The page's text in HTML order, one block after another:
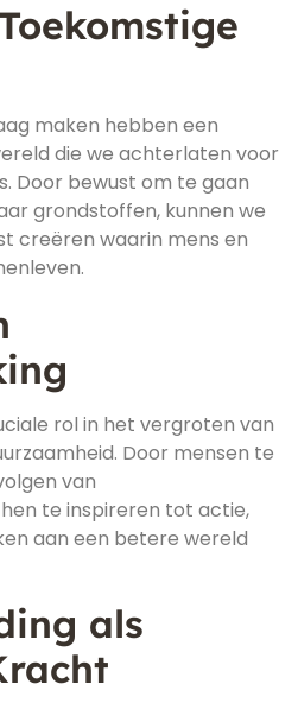
maken hebben een
die we achterlaten voor
Door bewust om te gaan
grondstoffen, kunnen we
creëren waarin mens en
rol in het vergroten van
Door mensen te
van
te inspireren tot actie,
aan een betere wereld
als